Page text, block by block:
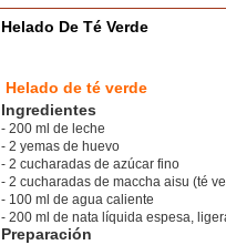
Helado De Té Verde
Helado de té verde
Ingredientes
- 200 ml de leche
- 2 yemas de huevo
- 2 cucharadas de azúcar fino
- 2 cucharadas de maccha aisu (té
- 100 ml de agua caliente
- 200 ml de nata líquida espesa,
Preparación